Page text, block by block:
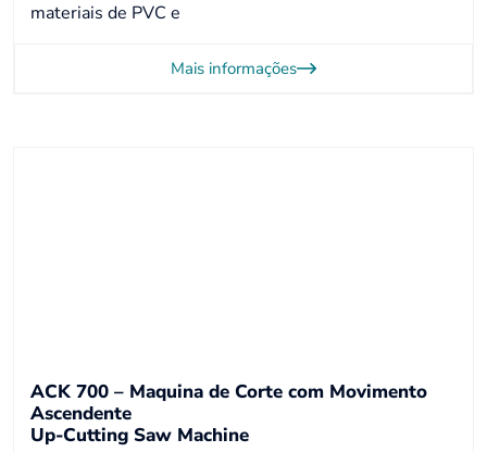
materiais de PVC e
Mais informações
ACK 700 – Maquina de Corte com Movimento
Ascendente
Up-Cutting Saw Machine